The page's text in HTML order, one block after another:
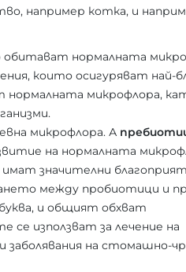
например котка, и
нормалната
които осигуряват най-
нормалната микрофлора,
микрофлора. А
на нормалната
значителни
между пробиотици и
и общият обхват
се използват за лечение на
заболявания на стомашно-